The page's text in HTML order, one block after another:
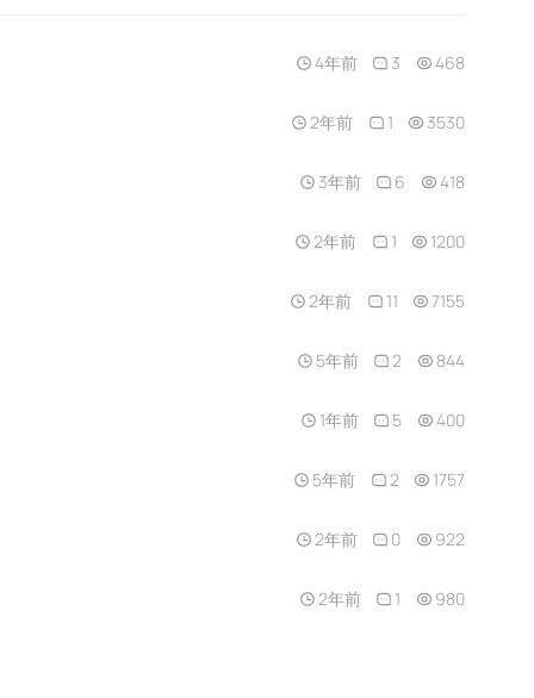
4年前 3 468
2年前 1 3530
3年前 6 418
2年前 1 1200
2年前 11 7155
5年前 2 844
1年前 5 400
5年前 2 1757
2年前 0 922
2年前 1 980